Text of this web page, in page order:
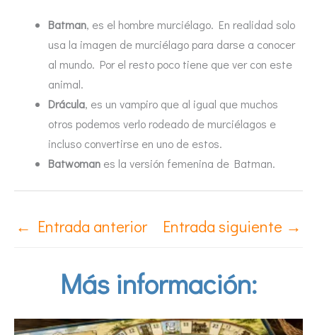
Batman, es el hombre murciélago. En realidad solo
usa la imagen de murciélago para darse a conocer
al mundo. Por el resto poco tiene que ver con este
animal.
Drácula, es un vampiro que al igual que muchos
otros podemos verlo rodeado de murciélagos e
incluso convertirse en uno de estos.
Batwoman es la versión femenina de Batman.
← Entrada anterior Entrada siguiente →
Más información: